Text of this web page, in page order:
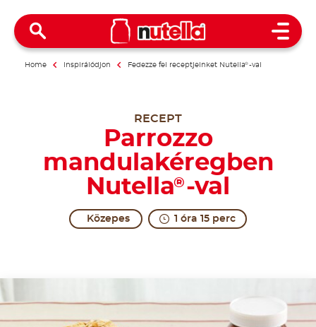
Open
Home Inspirálódjon Fedezze fel receptjeinket Nutella®-val
RECEPT
Parrozzo
mandulakéregben
Nutella® -val
Közepes 1 óra 15 perc